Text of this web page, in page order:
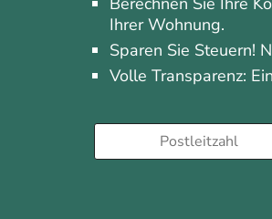
Ihrer Wohnung.
Sparen Sie Steuern!
Volle Transparenz: